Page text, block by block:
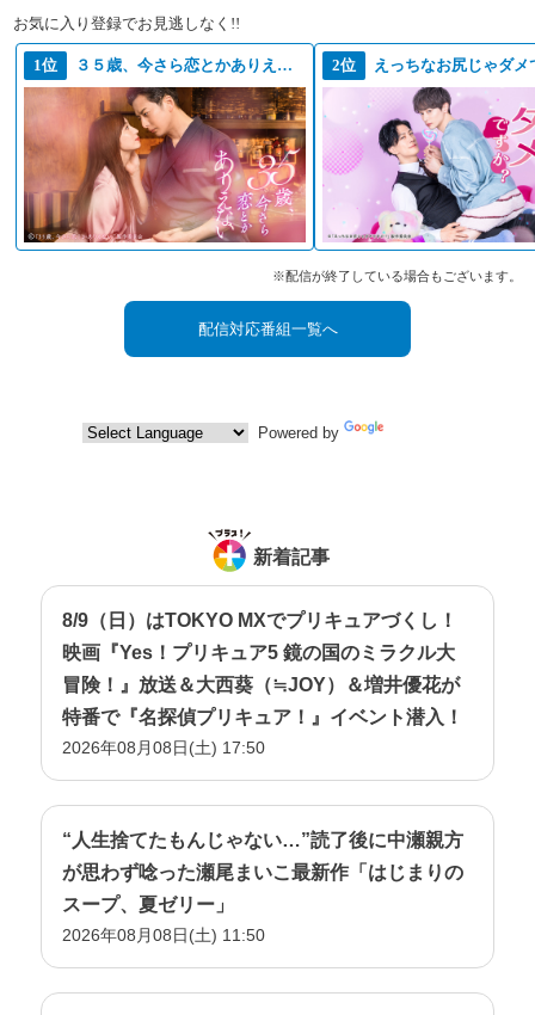
お気に入り登録でお見逃しなく!!
1位 ３５歳、今さら恋とかありえない 2位 えっちなお尻じゃダメ
※配信が終了している場合もございます。
配信対応番組一覧へ
Powered by
新着記事
8/9（日）はTOKYO MXでプリキュアづくし！
映画『Yes！プリキュア5 鏡の国のミラクル大
冒険！』放送＆大西葵（≒JOY）＆増井優花が
特番で『名探偵プリキュア！』イベント潜入！
2026年08月08日(土) 17:50
“人生捨てたもんじゃない…”読了後に中瀬親方
が思わず唸った瀬尾まいこ最新作「はじまりの
スープ、夏ゼリー」
2026年08月08日(土) 11:50